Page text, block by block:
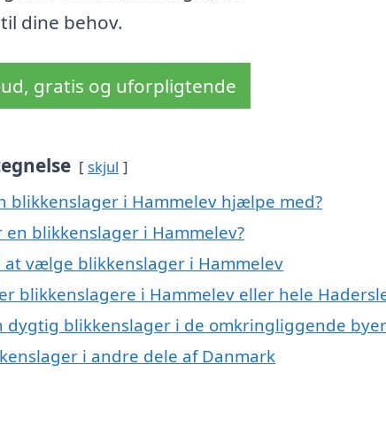
dine behov.
gratis og uforpligtende
skjul
blikkenslager i Hammelev hjælpe med?
en blikkenslager i Hammelev?
at vælge blikkenslager i Hammelev
blikkenslagere i Hammelev eller hele
dygtig blikkenslager i de omkringliggende
i andre dele af Danmark